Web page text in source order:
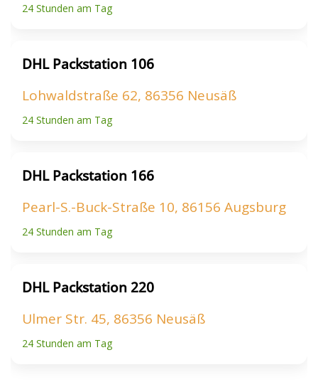
24 Stunden am Tag
DHL Packstation 106
Lohwaldstraße 62, 86356 Neusäß
24 Stunden am Tag
DHL Packstation 166
Pearl-S.-Buck-Straße 10, 86156 Augsburg
24 Stunden am Tag
DHL Packstation 220
Ulmer Str. 45, 86356 Neusäß
24 Stunden am Tag